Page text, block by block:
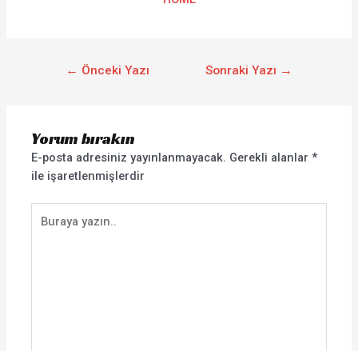
← Önceki Yazı Sonraki Yazı →
Yorum bırakın
E-posta adresiniz yayınlanmayacak. Gerekli alanlar*
ile işaretlenmişlerdir
yazın..